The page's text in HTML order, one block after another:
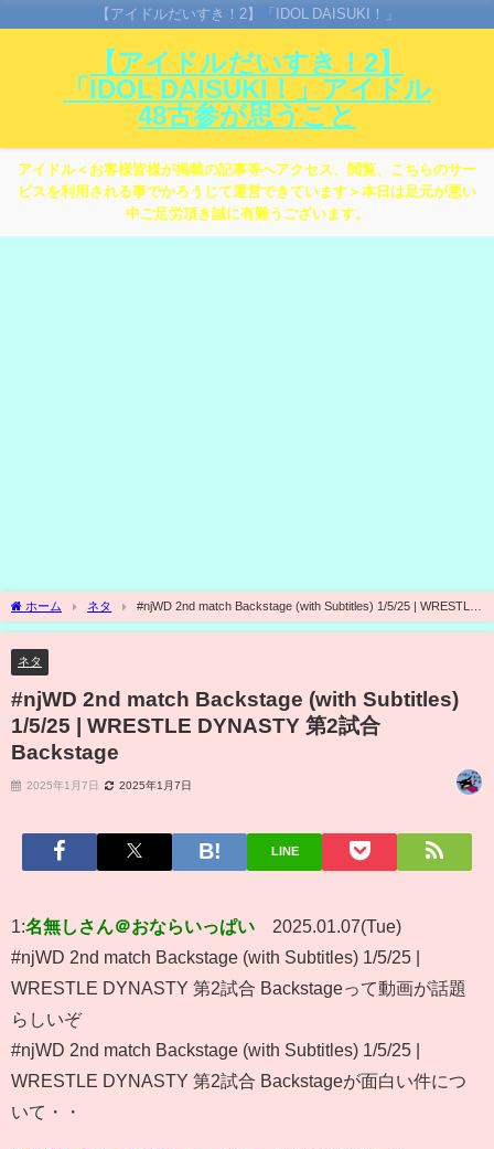
【アイドルだいすき！2】「IDOL DAISUKI！」
【アイドルだいすき！2】
「IDOL DAISUKI！」アイドル
48古参が思うこと
アイドル＜お客様皆様が掲載の記事等へアクセス、閲覧、こちらのサー
ビスを利用される事でかろうじて運営できています＞本日は足元が悪い
中ご足労頂き誠に有難うございます。
ホーム ネタ
#njWD 2nd match Backstage (with Subtitles) 1/5/25 | WRESTLE
DYNASTY 第2試合 Backstage
ネタ
#njWD 2nd match Backstage (with Subtitles)
1/5/25 | WRESTLE DYNASTY 第2試合
Backstage
2025年1月7日 2025年1月7日
LINE
1:名無しさん＠おならいっぱい
2025.01.07(Tue)
#njWD 2nd match Backstage (with Subtitles) 1/5/25 |
WRESTLE DYNASTY 第2試合 Backstageって動画が話題
らしいぞ
#njWD 2nd match Backstage (with Subtitles) 1/5/25 |
WRESTLE DYNASTY 第2試合 Backstageが面白い件につ
いて・・